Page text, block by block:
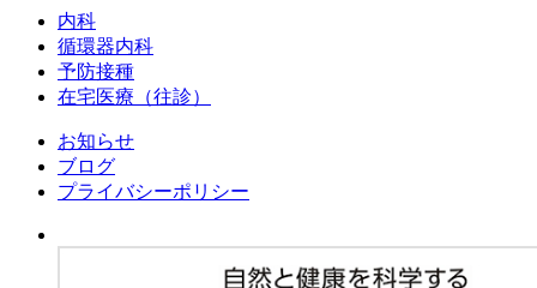
内科
循環器内科
予防接種
在宅医療（往診）
お知らせ
ブログ
プライバシーポリシー